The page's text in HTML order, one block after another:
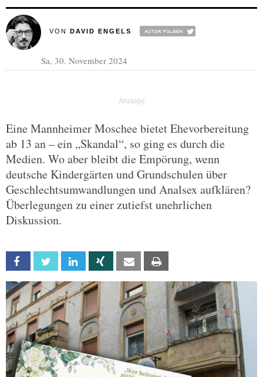
VON DAVID ENGELS
Sa, 30. November 2024
Eine Mannheimer Moschee bietet Ehevorbereitung
ab 13 an – ein „Skandal“, so ging es durch die
Medien. Wo aber bleibt die Empörung, wenn
deutsche Kindergärten und Grundschulen über
Geschlechtsumwandlungen und Analsex aufklären?
Überlegungen zu einer zutiefst unehrlichen
Diskussion.
Facebook Twitter Linkedin Xing Email